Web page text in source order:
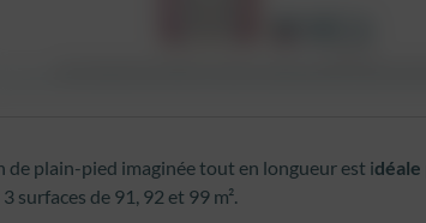
de plain-pied imaginée tout en longueur est idéale
surfaces de 91, 92 et 99 m².